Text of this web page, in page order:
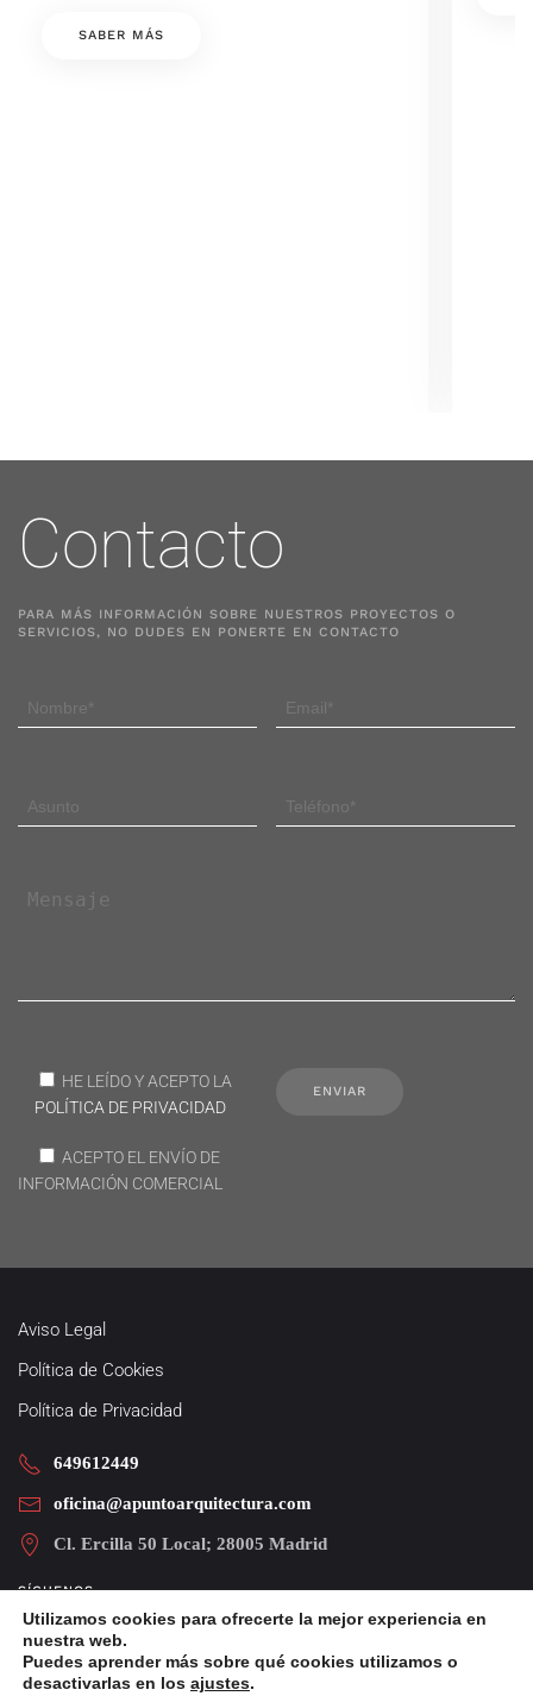
SABER MÁS
Contacto
PARA MÁS INFORMACIÓN SOBRE NUESTROS PROYECTOS O
SERVICIOS, NO DUDES EN PONERTE EN CONTACTO
HE LEÍDO Y ACEPTO LA
POLÍTICA DE PRIVACIDAD
ACEPTO EL ENVÍO DE
INFORMACIÓN COMERCIAL
Aviso Legal
Política de Cookies
Política de Privacidad
649612449
oficina@apuntoarquitectura.com
Cl. Ercilla 50 Local; 28005 Madrid
SÍGUENOS
Utilizamos cookies para ofrecerte la mejor experiencia en
nuestra web.
Puedes aprender más sobre qué cookies utilizamos o
desactivarlas en los ajustes.